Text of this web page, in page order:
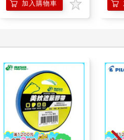
加入購物車